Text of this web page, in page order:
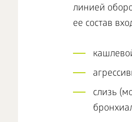
линией
ее состав
слизь